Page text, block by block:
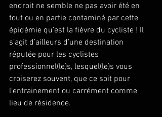
endroit ne semble ne pas avoir été en
tout ou en partie contaminé par cette
épidémie qu’est la fièvre du cycliste ! Il
s’agit d’ailleurs d’une destination
réputée pour les cyclistes
professionnel(le)s, lesquel(le)s vous
croiserez souvent, que ce soit pour
l’entrainement ou carrément comme
lieu de résidence.